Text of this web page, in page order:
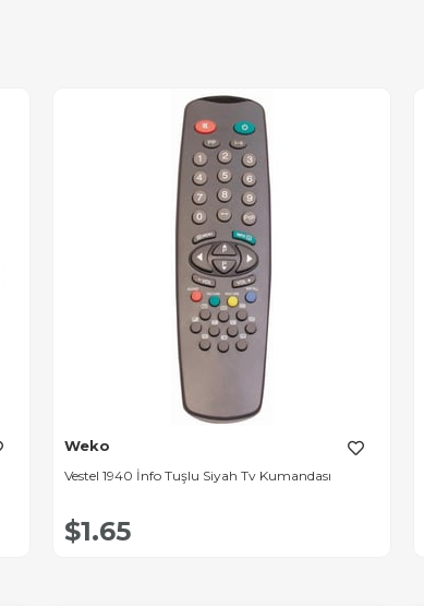
Weko
Vestel 1940 İnfo Tuşlu Siyah Tv Kumandası
$1.65